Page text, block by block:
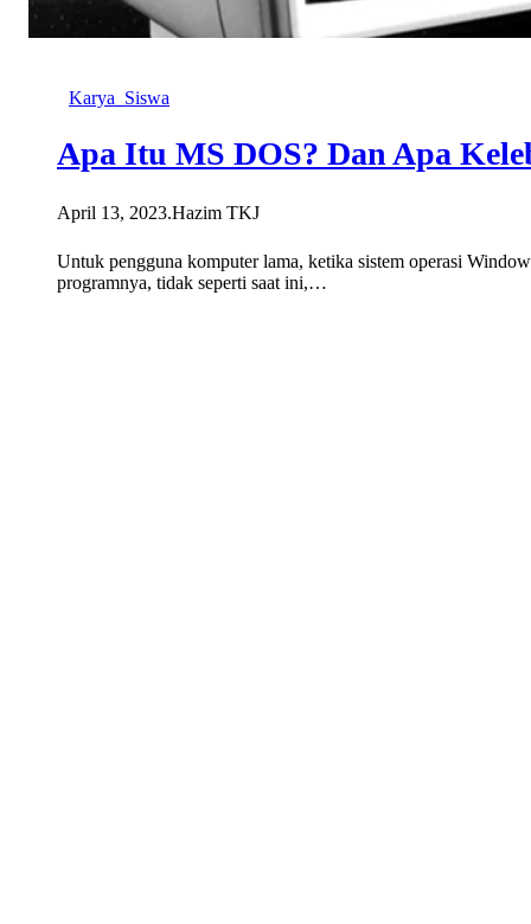
Karya_Siswa
Apa Itu MS DOS? Dan Apa
April 13, 2023.Hazim TKJ
Untuk pengguna komputer lama, ketika sistem operasi
programnya, tidak seperti saat ini,…